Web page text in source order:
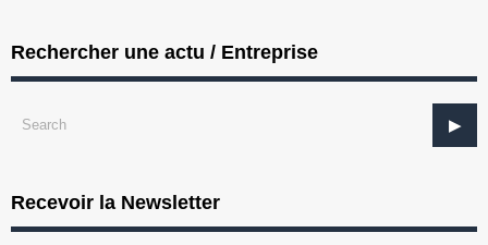
Rechercher une actu / Entreprise
Recevoir la Newsletter